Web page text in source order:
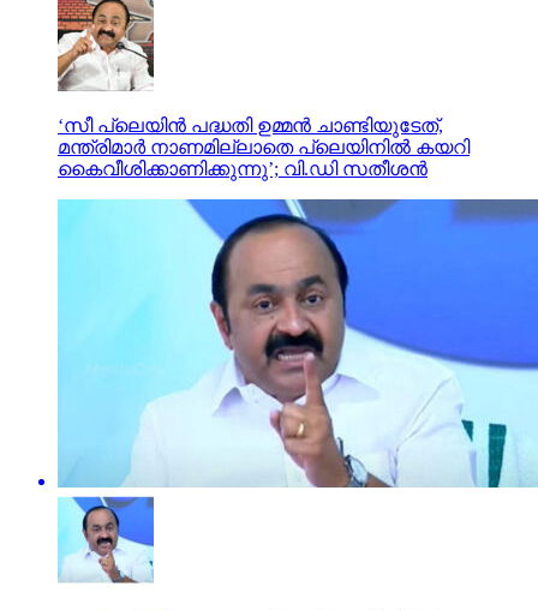
‘സീ പ്ലെയിന്‍ പദ്ധതി ഉമ്മൻ ചാണ്ടിയുടേത്,
മന്ത്രിമാർ നാണമില്ലാതെ പ്ലെയിനില്‍ കയറി
കൈവീശിക്കാണിക്കുന്നു’; വി.ഡി സതീശൻ